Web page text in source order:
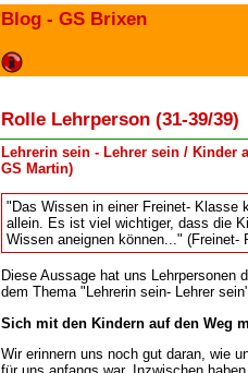
Blog - GS Brixen
Rolle Lehrperson (31-39/39)
Lehrerin sein - Lehrer sein / Kinder
GS Martin)
"Das Wissen in einer Freinet- Klasse
allein. Es ist viel wichtiger, dass die
Wissen aneignen können..." (Freinet-
Diese Aussage hat uns Lehrpersonen
dem Thema "Lehrerin sein- Lehrer
Sich mit den Kindern auf den Weg
Wir erinnern uns noch gut daran, wie